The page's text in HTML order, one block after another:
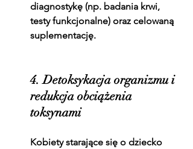
diagnostykę (np. badania krwi,
testy funkcjonalne) oraz celowaną
suplementację.
4. Detoksykacja organizmu i
redukcja obciążenia
toksynami
Kobiety starające się o dziecko